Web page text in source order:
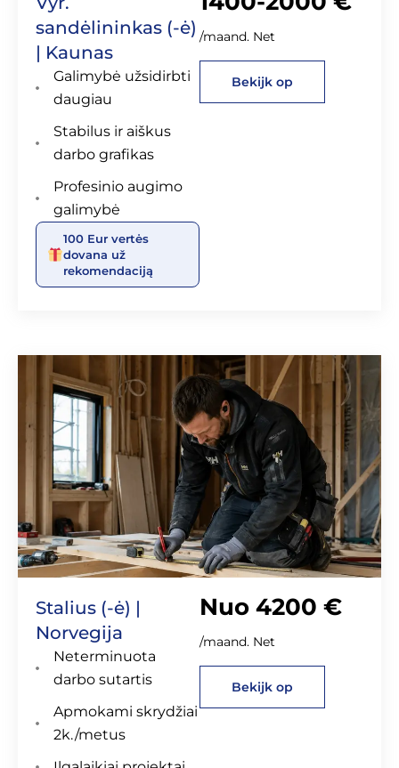
sandėlininkas (-ė)
| Kaunas
Galimybė užsidirbti
daugiau
Stabilus ir aiškus
darbo grafikas
Profesinio augimo
galimybė
100 Eur vertės
dovana už
rekomendaciją
/maand. Net
Bekijk op
Stalius (-ė) |
Norvegija
Neterminuota
darbo sutartis
Apmokami skrydžiai
2k./metus
Nuo 4200 €
/maand. Net
Bekijk op